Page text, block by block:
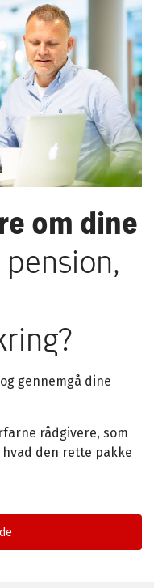
om dine
gennemgå dine
rådgivere, som
den rette pakke